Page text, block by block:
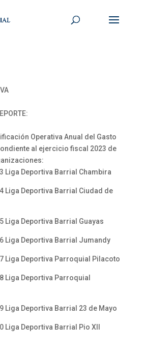
Operativa Anual del Gasto
al ejercicio fiscal 2023 de
Liga Deportiva Barrial Chambira
Liga Deportiva Barrial Ciudad de
Liga Deportiva Barrial Guayas
Liga Deportiva Barrial Jumandy
Liga Deportiva Parroquial Pilacoto
Liga Deportiva Parroquial
Liga Deportiva Barrial 23 de Mayo
Liga Deportiva Barrial Pio XII